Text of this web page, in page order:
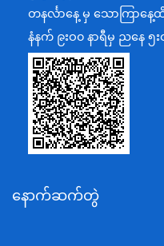
အပြည်ပြည်ဆိုင်ရာပူးပေ
ပြန်ကြားရေးဝန်ကြီးဌာန
သာသနာရေးနှင့် ယဉ်ကျေ
စိုက်ပျိုးရေး၊မွေးမြူရေး
ပို့ဆောင်ရေးနှင့်ဆက်သွယ်ရ
သယံဇာတနှင့်ပတ်ဝန်းကျင်
အလုပ်သမား၊လူဝင်မှုကြီး
တနင်္လာနေ့ မှ သောကြာနေ့
နံနက် ၉းဝ၀ နာရီမှ ညနေ ၅
နောက်ဆက်တွဲ